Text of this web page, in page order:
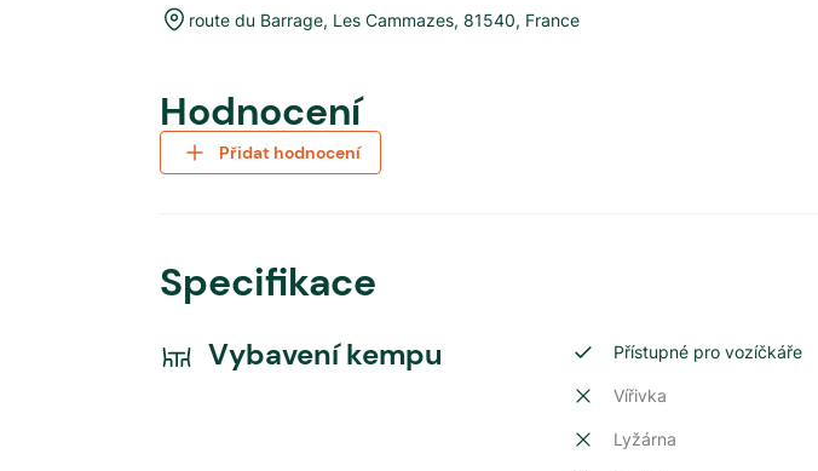
route du Barrage, Les Cammazes, 81540, France
Hodnocení
Přidat hodnocení
Specifikace
Vybavení kempu Přístupné pro vozíčkáře
Vířivka
Lyžárna